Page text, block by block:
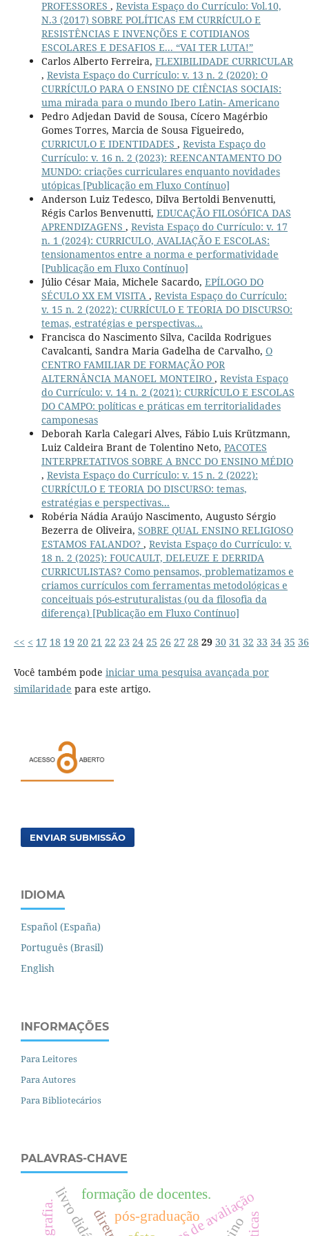
PROFESSORES , Revista Espaço do Currículo: Vol.10,
N.3 (2017) SOBRE POLÍTICAS EM CURRÍCULO E
RESISTÊNCIAS E INVENÇÕES E COTIDIANOS
ESCOLARES E DESAFIOS E... “VAI TER LUTA!”
Carlos Alberto Ferreira, FLEXIBILIDADE CURRICULAR
, Revista Espaço do Currículo: v. 13 n. 2 (2020): O
CURRÍCULO PARA O ENSINO DE CIÊNCIAS SOCIAIS:
uma mirada para o mundo Ibero Latin- Americano
Pedro Adjedan David de Sousa, Cícero Magérbio
Gomes Torres, Marcia de Sousa Figueiredo,
CURRICULO E IDENTIDADES , Revista Espaço do
Currículo: v. 16 n. 2 (2023): REENCANTAMENTO DO
MUNDO: criações curriculares enquanto novidades
utópicas [Publicação em Fluxo Contínuo]
Anderson Luiz Tedesco, Dilva Bertoldi Benvenutti,
Régis Carlos Benvenutti, EDUCAÇÃO FILOSÓFICA DAS
APRENDIZAGENS , Revista Espaço do Currículo: v. 17
n. 1 (2024): CURRICULO, AVALIAÇÃO E ESCOLAS:
tensionamentos entre a norma e performatividade
[Publicação em Fluxo Contínuo]
Júlio César Maia, Michele Sacardo, EPÍLOGO DO
SÉCULO XX EM VISITA , Revista Espaço do Currículo:
v. 15 n. 2 (2022): CURRÍCULO E TEORIA DO DISCURSO:
temas, estratégias e perspectivas...
Francisca do Nascimento Silva, Cacilda Rodrigues
Cavalcanti, Sandra Maria Gadelha de Carvalho, O
CENTRO FAMILIAR DE FORMAÇÃO POR
ALTERNÂNCIA MANOEL MONTEIRO , Revista Espaço
do Currículo: v. 14 n. 2 (2021): CURRÍCULO E ESCOLAS
DO CAMPO: políticas e práticas em territorialidades
camponesas
Deborah Karla Calegari Alves, Fábio Luis Krützmann,
Luiz Caldeira Brant de Tolentino Neto, PACOTES
INTERPRETATIVOS SOBRE A BNCC DO ENSINO MÉDIO
, Revista Espaço do Currículo: v. 15 n. 2 (2022):
CURRÍCULO E TEORIA DO DISCURSO: temas,
estratégias e perspectivas...
Robéria Nádia Araújo Nascimento, Augusto Sérgio
Bezerra de Oliveira, SOBRE QUAL ENSINO RELIGIOSO
ESTAMOS FALANDO? , Revista Espaço do Currículo: v.
18 n. 2 (2025): FOUCAULT, DELEUZE E DERRIDA
CURRICULISTAS? Como pensamos, problematizamos e
criamos currículos com ferramentas metodológicas e
conceituais pós-estruturalistas (ou da filosofia da
diferença) [Publicação em Fluxo Contínuo]
<< < 17 18 19 20 21 22 23 24 25 26 27 28 29 30 31 32 33 34 35 36
Você também pode iniciar uma pesquisa avançada por
similaridade para este artigo.
ENVIAR SUBMISSÃO
IDIOMA
Español (España)
Português (Brasil)
English
INFORMAÇÕES
Para Leitores
Para Autores
Para Bibliotecários
PALAVRAS-CHAVE
pós-graduação
formação de docentes.